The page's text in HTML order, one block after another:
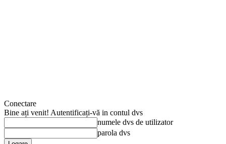
Conectare
Bine ați venit! Autentificați-vă in contul dvs
numele dvs de utilizator
parola dvs